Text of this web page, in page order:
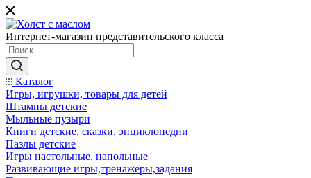
Интернет-магазин представительского класса
Каталог
Игры, игрушки, товары для детей
Штампы детские
Мыльные пузыри
Книги детские, сказки, энциклопедии
Пазлы детские
Игры настольные, напольные
Развивающие игры,тренажеры,задания